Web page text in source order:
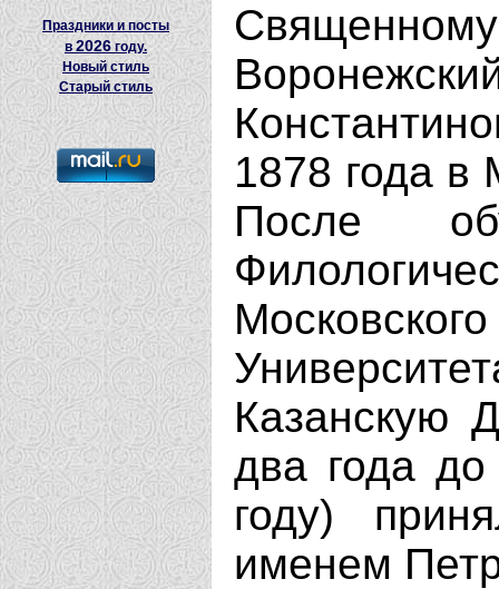
Праздники и посты
в 2026 году.
Новый стиль
Старый стиль
1878 года в
После
Казанскую
два года
году)
именем